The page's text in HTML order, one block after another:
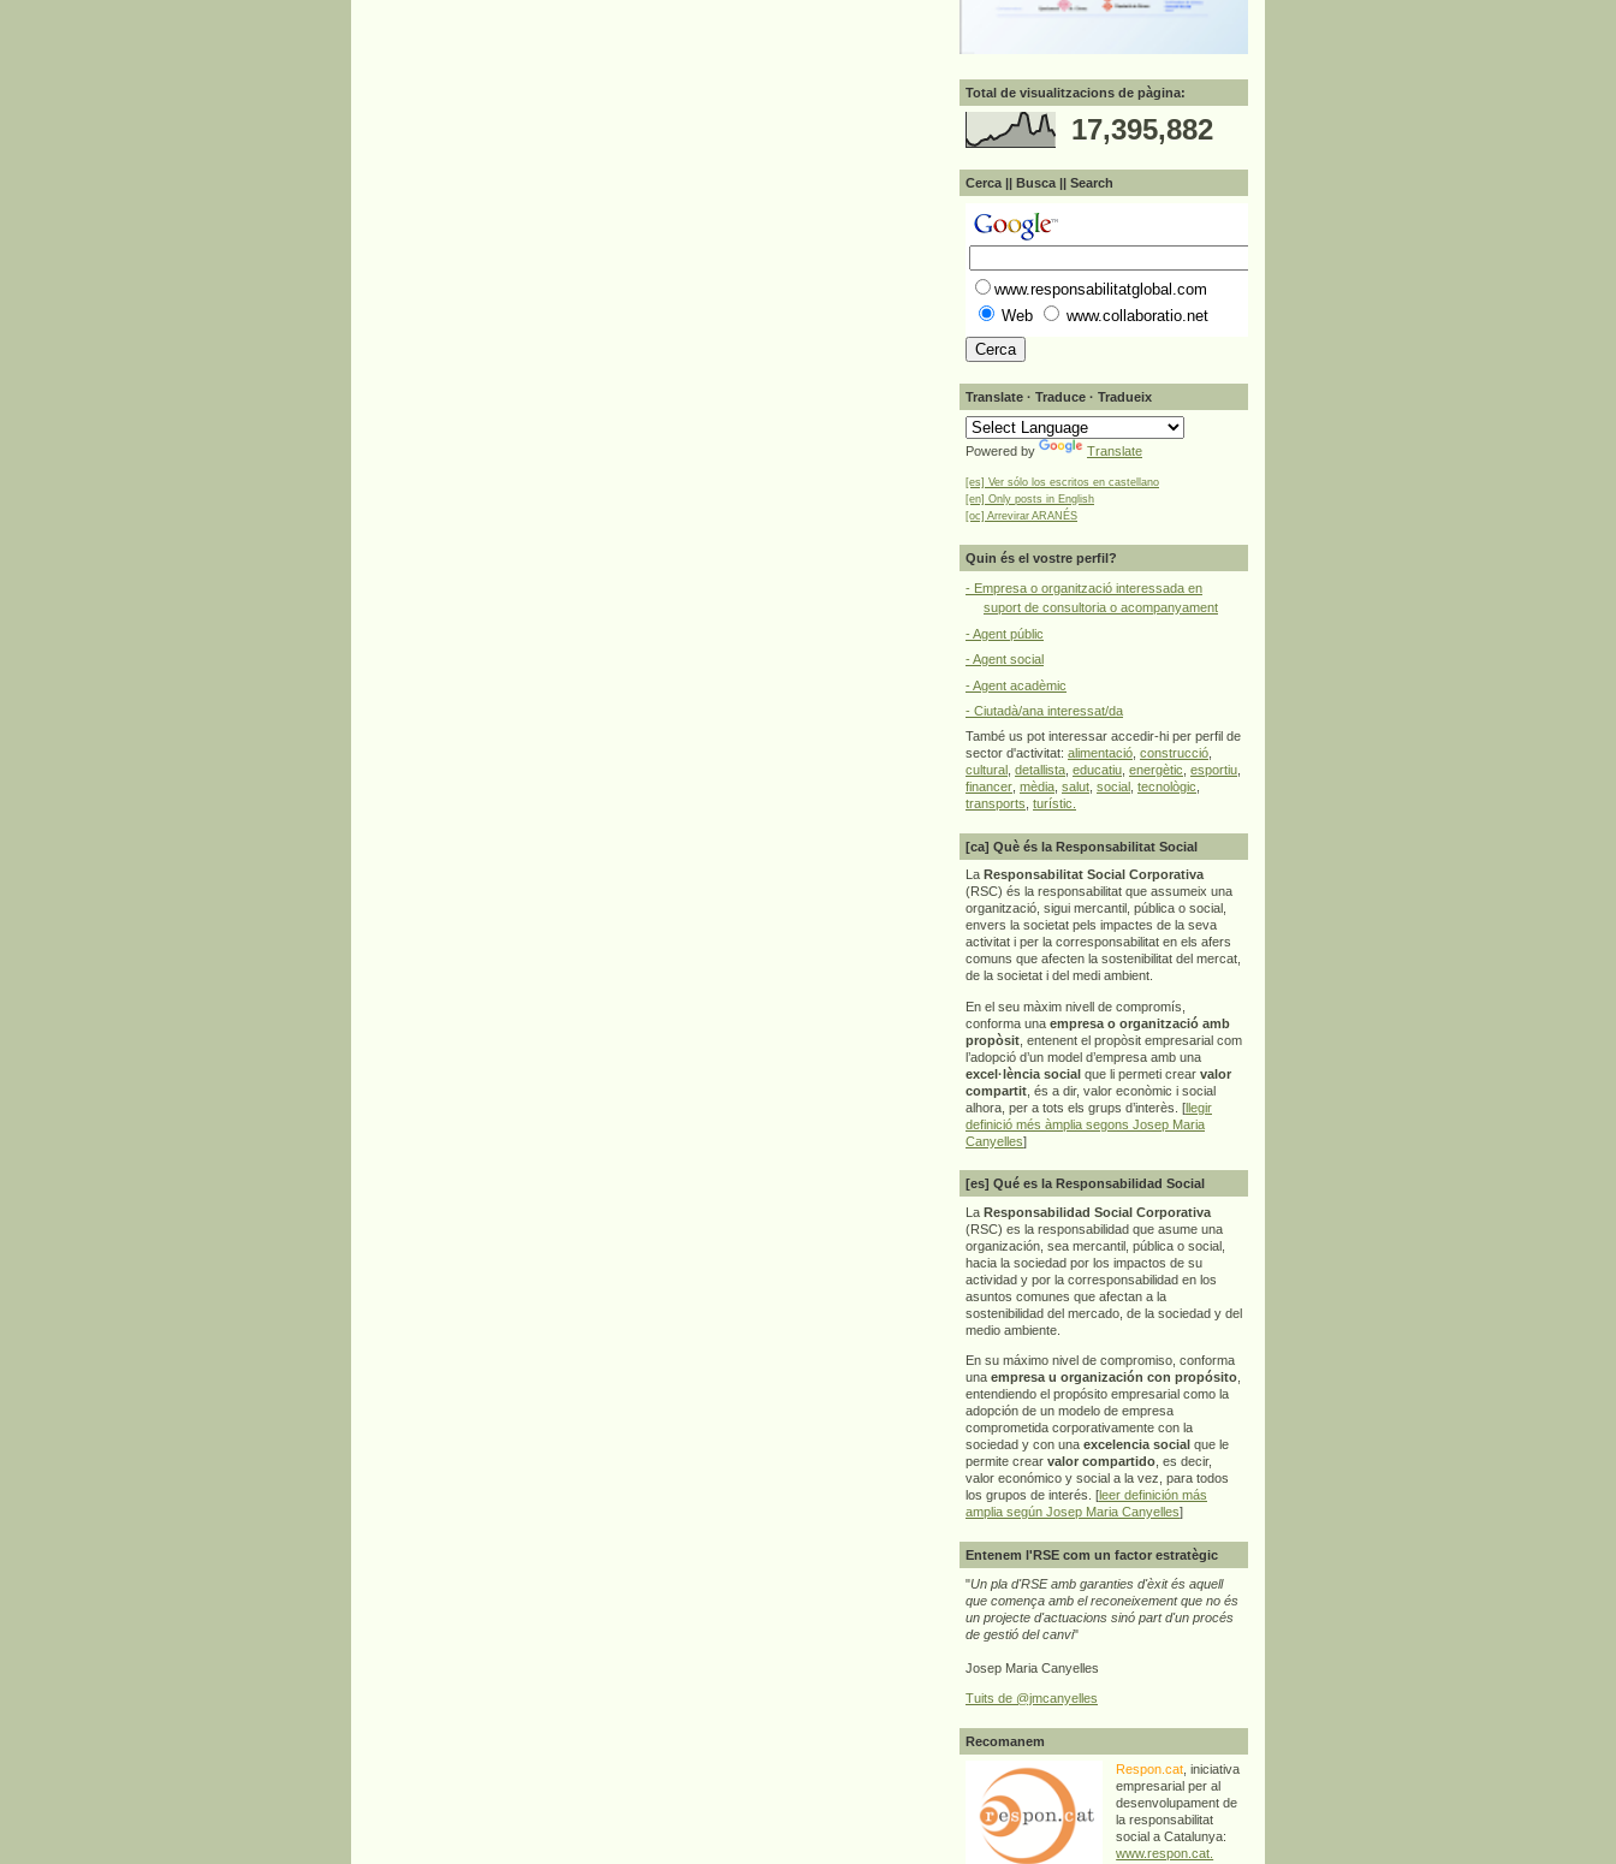
Total de visualitzacions de pàgina:
17,395,882
Cerca || Busca || Search
www.responsabilitatglobal.com
Web
www.collaboratio.net
Translate · Traduce · Tradueix
Powered by Translate
[es] Ver sólo los escritos en castellano
[en] Only posts in English
[oc] Arrevirar ARANÉS
Quin és el vostre perfil?
- Empresa o organització interessada en
suport de consultoria o acompanyament
- Agent públic
- Agent social
- Agent acadèmic
- Ciutadà/ana interessat/da
També us pot interessar accedir-hi per perfil de
sector d'activitat: alimentació construcció
cultural detallista educatiu energètic esportiu
financer mèdia salut social tecnològic
transports turístic.
[ca] Què és la Responsabilitat Social
La Responsabilitat Social Corporativa
(RSC) és la responsabilitat que assumeix una
organització, sigui mercantil, pública o social,
envers la societat pels impactes de la seva
activitat i per la corresponsabilitat en els afers
comuns que afecten la sostenibilitat del mercat,
de la societat i del medi ambient.
En el seu màxim nivell de compromís,
conforma una empresa o organització amb
propòsit , entenent el propòsit empresarial com
l’adopció d’un model d’empresa amb una
excel·lència social que li permeti crear valor
compartit , és a dir, valor econòmic i social
alhora, per a tots els grups d’interès. [llegir
definició més àmplia segons Josep Maria
Canyelles]
[es] Qué es la Responsabilidad Social
La Responsabilidad Social Corporativa
(RSC) es la responsabilidad que asume una
organización, sea mercantil, pública o social,
hacia la sociedad por los impactos de su
actividad y por la corresponsabilidad en los
asuntos comunes que afectan a la
sostenibilidad del mercado, de la sociedad y del
medio ambiente.
En su máximo nivel de compromiso, conforma
una empresa u organización con propósito
entendiendo el propósito empresarial como la
adopción de un modelo de empresa
comprometida corporativamente con la
sociedad y con una excelencia social que le
permite crear valor compartido , es decir,
valor económico y social a la vez, para todos
los grupos de interés. [leer definición más
amplia según Josep Maria Canyelles]
Entenem l'RSE com un factor estratègic
"Un pla d'RSE amb garanties d'èxit és aquell
que comença amb el reconeixement que no és
un projecte d'actuacions sinó part d'un procés
de gestió del canvi"
Josep Maria Canyelles
Tuits de @jmcanyelles
Recomanem
Respon.cat , iniciativa
empresarial per al
desenvolupament de
la responsabilitat
social a Catalunya:
www.respon.cat.